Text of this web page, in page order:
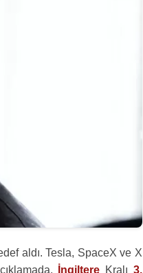
aldı. Tesla, SpaceX ve X
İngiltere Kralı 3.